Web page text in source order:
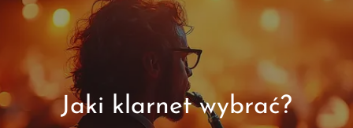
Jaki klarnet wybrać?